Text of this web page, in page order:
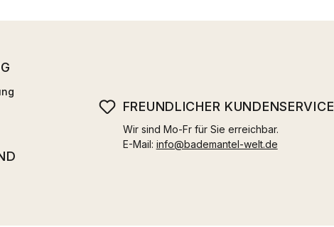
FREUNDLICHER KUNDENSERVICE
Wir sind Mo-Fr für Sie erreichbar.
E-Mail: info@bademantel-welt.de